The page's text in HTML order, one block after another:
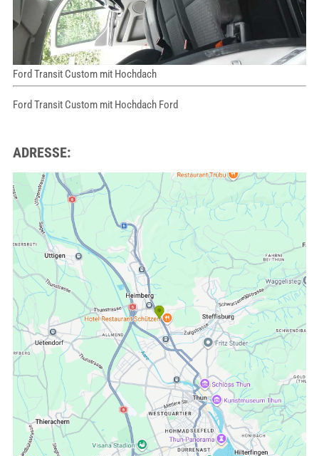
Ford Transit Custom mit Hochdach
Ford Transit Custom mit Hochdach Ford
ADRESSE: